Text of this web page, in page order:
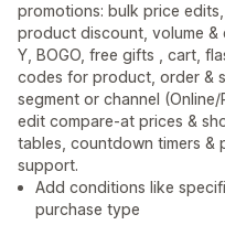
promotions: bulk price
product discount, volume &
Y, BOGO, free gifts , cart,
codes for product, order &
segment or channel
edit compare-at prices &
tables, countdown timers &
support.
Add conditions like
purchase type